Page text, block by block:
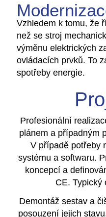
Vzhledem k tomu, že
než se stroj
výměnu elektrických
ovládacích prvků. To
spotřeby energie.
Profesionální
plánem a případným
V případě potřeby
systému a softwaru.
koncepcí a
CE. Typický
Demontáž sestav a
posouzení jejich